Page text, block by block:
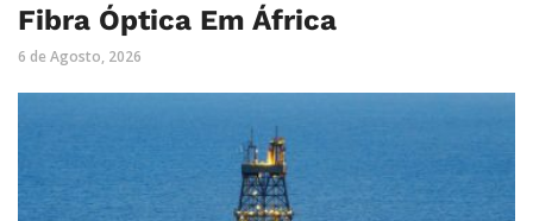
Fibra Óptica Em África
6 de Agosto, 2026